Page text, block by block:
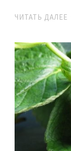
ЧИТАТЬ ДАЛЕЕ